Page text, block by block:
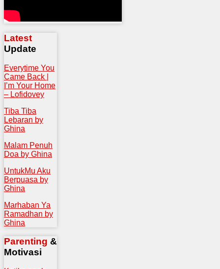
Latest
Update
Everytime You
Came Back |
I’m Your Home
– Lofidovey
Tiba Tiba
Lebaran by
Ghina
Malam Penuh
Doa by Ghina
UntukMu Aku
Berpuasa by
Ghina
Marhaban Ya
Ramadhan by
Ghina
Parenting &
Motivasi